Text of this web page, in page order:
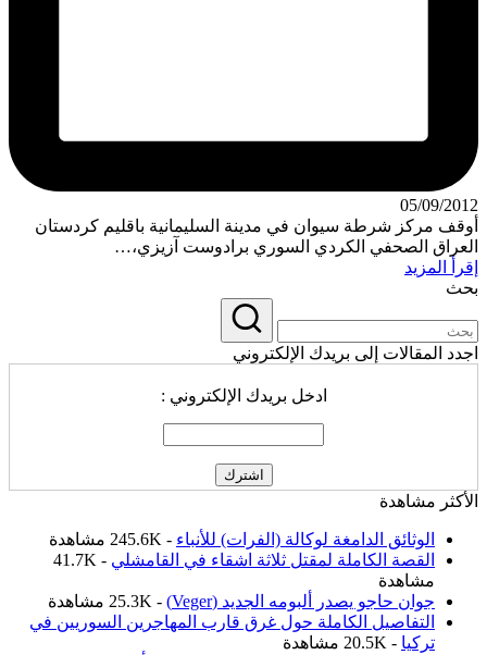
05/09/2012
أوقف مركز شرطة سيوان في مدينة السليمانية باقليم كردستان
العراق الصحفي الكردي السوري برادوست آزيزي،…
إقرأ المزيد
بحث
اجدد المقالات إلى بريدك الإلكتروني
ادخل بريدك الإلكتروني :
الأكثر مشاهدة
الوثائق الدامغة لوكالة (الفرات) للأنباء - 245.6K مشاهدة
القصة الكاملة لمقتل ثلاثة اشقاء في القامشلي
- 41.7K
مشاهدة
جوان حاجو يصدر ألبومه الجديد (Veger)
- 25.3K مشاهدة
التفاصيل الكاملة حول غرق قارب المهاجرين السوريين في
تركيا - 20.5K مشاهدة